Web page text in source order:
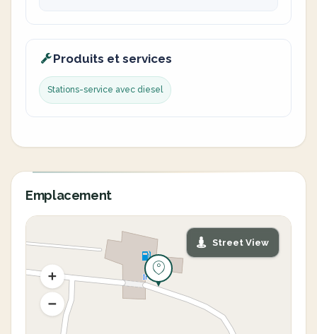
Produits et services
Stations-service avec diesel
Emplacement
Street View